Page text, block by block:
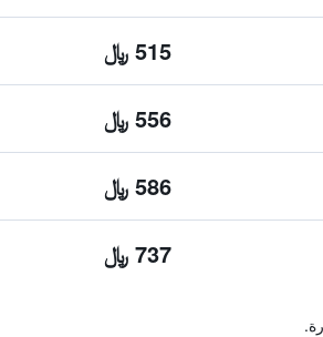
515 ﷼
556 ﷼
586 ﷼
737 ﷼